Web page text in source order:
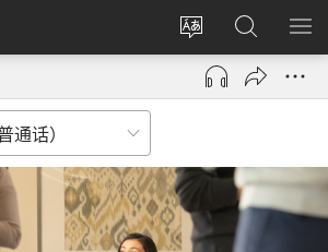
更
改
网
言
登
录
（打
口）
搜
索
JW.ORG
显